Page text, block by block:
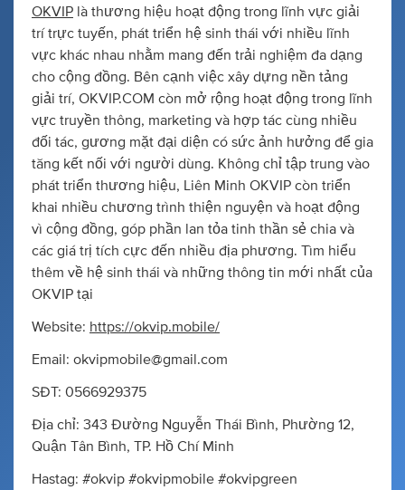
OKVIP là thương hiệu hoạt động trong lĩnh vực giải
trí trực tuyến, phát triển hệ sinh thái với nhiều lĩnh
vực khác nhau nhằm mang đến trải nghiệm đa dạng
cho cộng đồng. Bên cạnh việc xây dựng nền tảng
giải trí, OKVIP.COM còn mở rộng hoạt động trong lĩnh
vực truyền thông, marketing và hợp tác cùng nhiều
đối tác, gương mặt đại diện có sức ảnh hưởng để gia
tăng kết nối với người dùng. Không chỉ tập trung vào
phát triển thương hiệu, Liên Minh OKVIP còn triển
khai nhiều chương trình thiện nguyện và hoạt động
vì cộng đồng, góp phần lan tỏa tinh thần sẻ chia và
các giá trị tích cực đến nhiều địa phương. Tìm hiểu
thêm về hệ sinh thái và những thông tin mới nhất của
OKVIP tại
Website: https://okvip.mobile/
Email: okvipmobile@gmail.com
SĐT: 0566929375
Địa chỉ: 343 Đường Nguyễn Thái Bình, Phường 12,
Quận Tân Bình, TP. Hồ Chí Minh
Hastag: #okvip #okvipmobile #okvipgreen